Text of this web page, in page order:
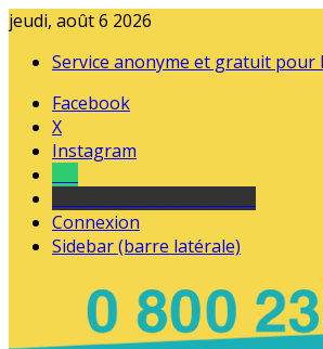
jeudi, août 6 2026
Service anonyme et gratuit pour
Facebook
X
Instagram
Connexion
Sidebar (barre latérale)